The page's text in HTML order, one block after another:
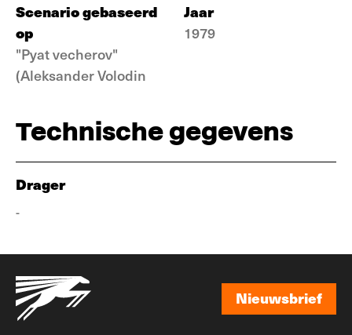
Scenario gebaseerd
op
"Pyat vecherov"
(Aleksander Volodin
Jaar
1979
Technische gegevens
Drager
-
Nieuwsbrief